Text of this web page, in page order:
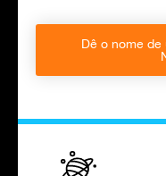
Dê o nome